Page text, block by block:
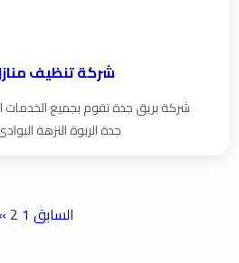
شركة تنظيف
شركة بريق جدة تقوم بجميع الخدمات
جدة الربوة النزهة
تعدد
« السابق 1
2